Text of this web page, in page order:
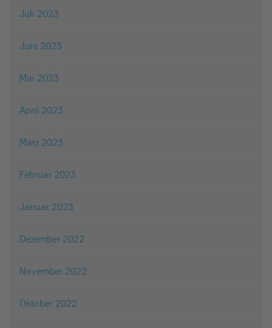
Juli 2023
Juni 2023
Mai 2023
April 2023
März 2023
Februar 2023
Januar 2023
Dezember 2022
November 2022
Oktober 2022